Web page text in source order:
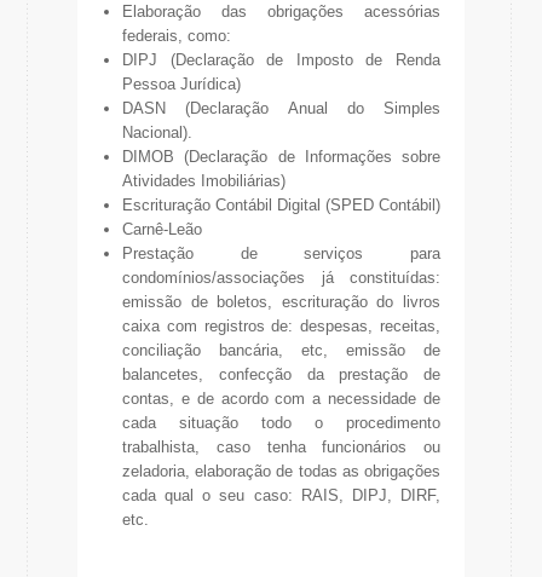
Elaboração das obrigações acessórias
federais, como:
DIPJ (Declaração de Imposto de Renda
Pessoa Jurídica)
DASN (Declaração Anual do Simples
Nacional).
DIMOB (Declaração de Informações sobre
Atividades Imobiliárias)
Escrituração Contábil Digital (SPED Contábil)
Carnê-Leão
Prestação de serviços para
condomínios/associações já constituídas:
emissão de boletos, escrituração do livros
caixa com registros de: despesas, receitas,
conciliação bancária, etc, emissão de
balancetes, confecção da prestação de
contas, e de acordo com a necessidade de
cada situação todo o procedimento
trabalhista, caso tenha funcionários ou
zeladoria, elaboração de todas as obrigações
cada qual o seu caso: RAIS, DIPJ, DIRF,
etc.